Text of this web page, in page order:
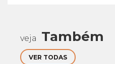
veja Também
VER TODAS